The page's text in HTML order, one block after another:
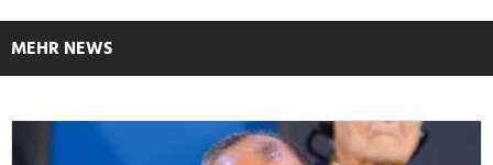
MEHR NEWS